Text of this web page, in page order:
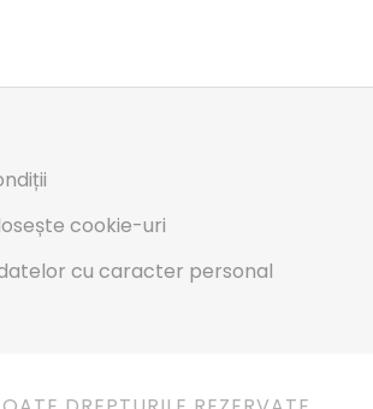
cookie-uri
cu caracter personal